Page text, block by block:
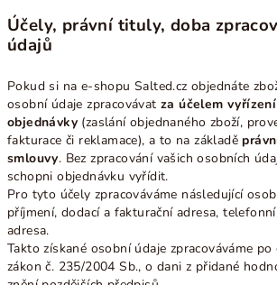
Účely, právní tituly, doba
údajů
Pokud si na e-shopu Salted.cz objednáte
osobní údaje zpracovávat za účelem
objednávky (zaslání objednaného zboží,
fakturace či reklamace), a to na základě
smlouvy. Bez zpracování vašich osobních
schopni objednávku vyřídit.
Pro tyto účely zpracováváme následující
příjmení, dodací a fakturační adresa,
adresa.
Takto získané osobní údaje zpracováváme
zákon č. 235/2004 Sb., o dani z přidané